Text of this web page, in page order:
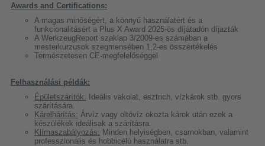
Awards and Certifications:
A magas minőségért, a könnyű használatért és a
funkcionalitásért a Plus X Award 2025-ös díjátadón díjazták
A WerkzeugReport szaklap 3/2009-es számában a
mesterkurzusok szegmensében 1,2-es összértékelés
Természetesen CE-megfelelőséggel
Felhasználási példák:
Épületszárítók: Ideális vakolat, esztrich, vízkárok stb. gyors
szárítására.
Kárelhárítás: Árvíz vagy oltóvíz okozta károk után ezek a
készülékek ideálisak a szárításra.
Klímaszabályozás: Minden helyiségben, csarnokban, valamint
professzionális és hobbicélú használatra stb.